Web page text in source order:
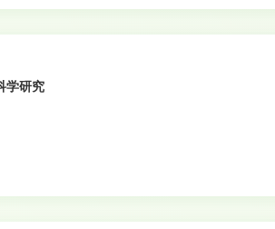
学研究